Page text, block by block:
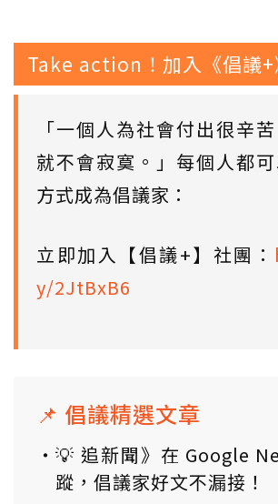
Take action！加入《倡議+
「一個人為社會付出很辛
就不會寂寞。」每個人都
方式成為倡議家：
立即加入【倡議+】社團：
y/2JtBxB6
📌 倡議精選文章
💡 追新聞》在 Google
蹤，倡議家好文不漏接！